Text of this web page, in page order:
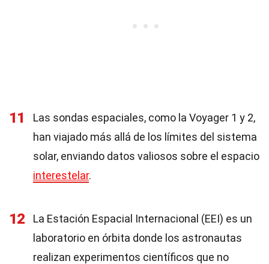
11
Las sondas espaciales, como la Voyager 1 y 2,
han viajado más allá de los límites del sistema
solar, enviando datos valiosos sobre el espacio
interestelar.
12
La Estación Espacial Internacional (EEI) es un
laboratorio en órbita donde los astronautas
realizan experimentos científicos que no